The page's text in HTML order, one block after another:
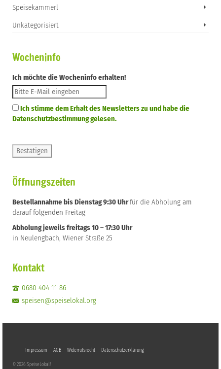
Speisekammerl
Unkategorisiert
Wocheninfo
Ich möchte die Wocheninfo erhalten!
Ich stimme dem Erhalt des Newsletters zu und habe die
Datenschutzbestimmung gelesen.
Öffnungszeiten
Bestellannahme bis Dienstag 9:30 Uhrfür die Abholung am
darauf folgenden Freitag
Abholung jeweils freitags 10 – 17:30 Uhr
in Neulengbach, Wiener Straße 25
Kontakt
0680 404 11 86
speisen@speiselokal.org
Impressum AGB Widerrufsrecht Datenschutzerklärung
© 2026 SpeiseLokal!